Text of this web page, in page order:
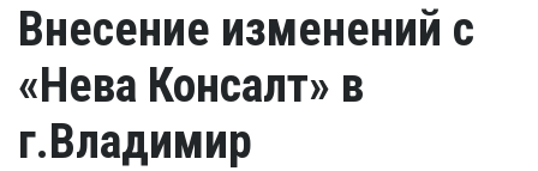
Внесение изменений с
«Нева Консалт» в
г.Владимир